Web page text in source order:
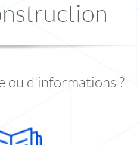
ou d'informations ?